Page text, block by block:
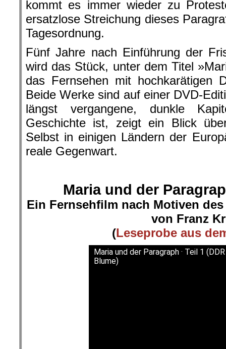
kommt es immer wieder zu
ersatzlose Streichung dieses
Tagesordnung.
Fünf Jahre nach Einführung der
wird das Stück, unter dem Titel
das Fernsehen mit hochkarätigen
Beide Werke sind auf einer DVD-
längst vergangene, dunkle
Geschichte ist, zeigt ein Blick
Selbst in einigen Ländern der
reale Gegenwart.
Maria und der
Ein Fernsehfilm nach Motiven
von Franz
(Leseprobe aus
Maria und der Paragraph · Teil 1
Blume)